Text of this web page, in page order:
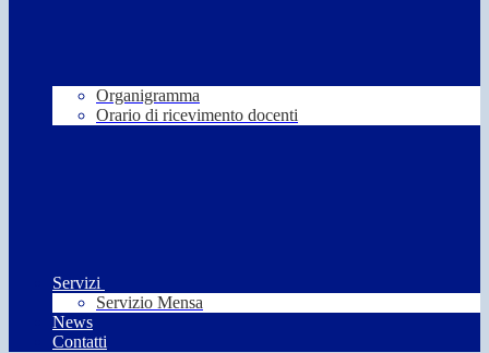
Organigramma
Orario di ricevimento docenti
Servizi
Servizio Mensa
News
Contatti